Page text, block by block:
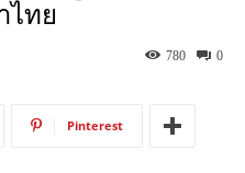
ไทย
0
780
Pinterest